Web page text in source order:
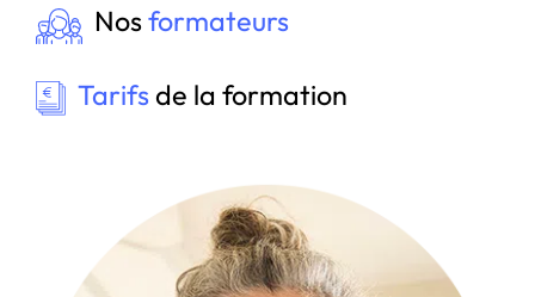
Nosformateurs
Tarifs de la formation